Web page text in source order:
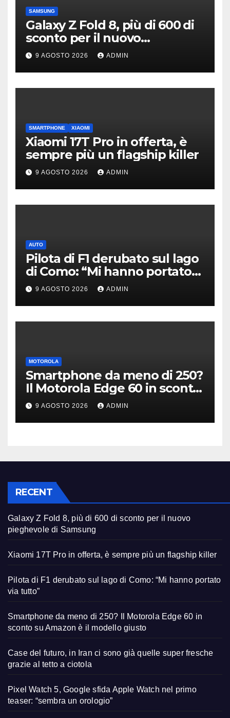
SAMSUNG
Galaxy Z Fold 8, più di 600 di
sconto per il nuovo
pieghevole di Samsung
9 AGOSTO 2026 ADMIN
SMARTPHONE XIAOMI
Xiaomi 17T Pro in offerta, è
sempre più un flagship killer
9 AGOSTO 2026 ADMIN
AUTO
Pilota di F1 derubato sul lago
di Como: “Mi hanno portato
via tutto”
9 AGOSTO 2026 ADMIN
MOTOROLA
Smartphone da meno di 250?
Il Motorola Edge 60 in sconto
su Amazon è il modello
giusto
9 AGOSTO 2026 ADMIN
RECENT
Galaxy Z Fold 8, più di 600 di sconto per il nuovo
pieghevole di Samsung
Xiaomi 17T Pro in offerta, è sempre più un flagship killer
Pilota di F1 derubato sul lago di Como: “Mi hanno portato
via tutto”
Smartphone da meno di 250? Il Motorola Edge 60 in
sconto su Amazon è il modello giusto
Case del futuro, in Iran ci sono già quelle super fresche
grazie al tetto a ciotola
Pixel Watch 5, Google sfida Apple Watch nel primo
teaser: “sembra un orologio”